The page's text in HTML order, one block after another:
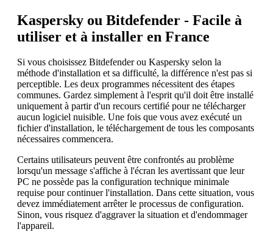
Kaspersky ou Bitdefender - Facile à
utiliser et à installer en France
Si vous choisissez Bitdefender ou Kaspersky selon la
méthode d'installation et sa difficulté, la différence n'est pas si
perceptible. Les deux programmes nécessitent des étapes
communes. Gardez simplement à l'esprit qu'il doit être installé
uniquement à partir d'un recours certifié pour ne télécharger
aucun logiciel nuisible. Une fois que vous avez exécuté un
fichier d'installation, le téléchargement de tous les composants
nécessaires commencera.
Certains utilisateurs peuvent être confrontés au problème
lorsqu'un message s'affiche à l'écran les avertissant que leur
PC ne possède pas la configuration technique minimale
requise pour continuer l'installation. Dans cette situation, vous
devez immédiatement arrêter le processus de configuration.
Sinon, vous risquez d'aggraver la situation et d'endommager
l'appareil.